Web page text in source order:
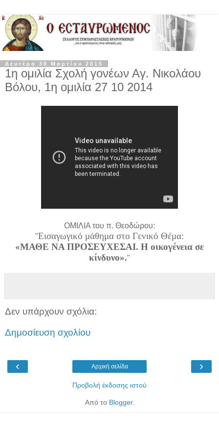
Δευτέρα 30 Μαρτίου 2015
1η ομιλία Σχολή γονέων Αγ. Νικολάου
Βόλου, 1η ομιλία 27 10 2014
ΟΜΙΛΙΑ του π. Θεοδώρου:
"Εισαγωγικό μάθημα στο Γενικό Θέμα:
«ΜΑΘΕ ΝΑ ΠΡΟΣΕΥΧΕΣΑΙ. Η οικογένεια σε
κίνδυνο»."
Δεν υπάρχουν σχόλια:
Δημοσίευση σχολίου
‹ ›
Αρχική σελίδα
Προβολή έκδοσης ιστού
Από το Blogger.